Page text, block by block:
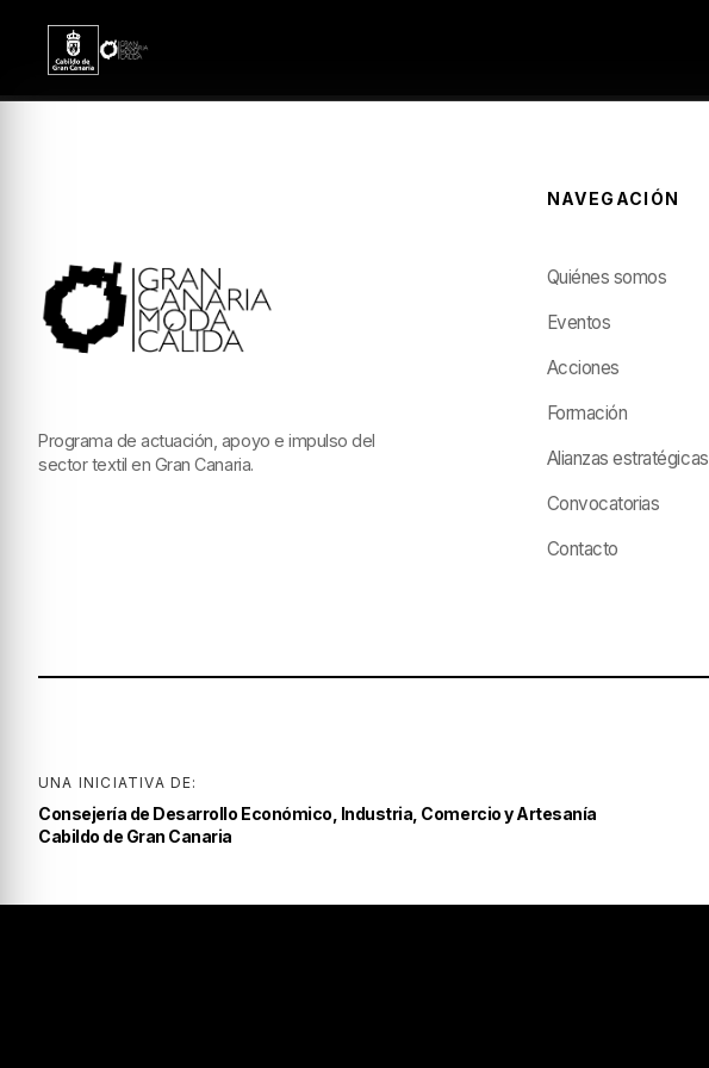
Programa de actuación, apoyo e impulso del
sector textil en Gran Canaria.
NAVEGACIÓN
Quiénes somos
Eventos
Acciones
Formación
Alianzas estratégicas
Convocatorias
Contacto
UNA INICIATIVA DE:
Consejería de Desarrollo Económico, Industria, Comercio y Artesanía
Cabildo de Gran Canaria